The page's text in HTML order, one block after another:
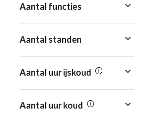
Aantal functies
Aantal standen
Aantal uur ijskoud
Aantal uur koud